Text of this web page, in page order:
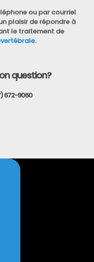
ou par courriel
plaisir de répondre à
le traitement de
.
question?
672-9060